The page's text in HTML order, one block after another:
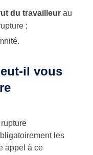
du travailleur au
;
il vous
les
appel à ce